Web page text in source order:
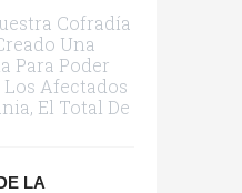
Cofradía
Una
Para Poder
Los Afectados
El Total De
LA